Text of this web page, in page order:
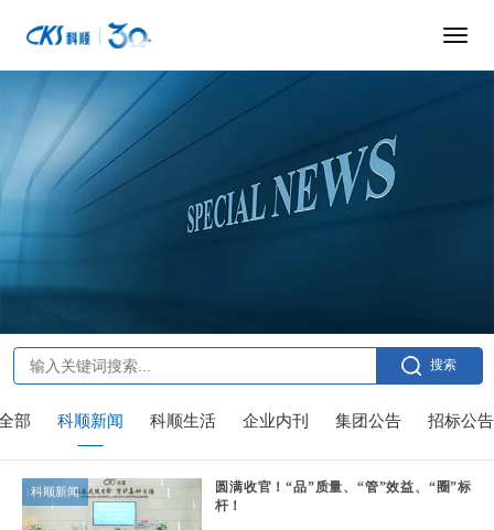
搜索
部 科顺新闻 科顺生活 企业内刊 集团公告 招标公告
科顺新闻
圆满收官！“品”质量、“管”效益、“圈”标
杆！